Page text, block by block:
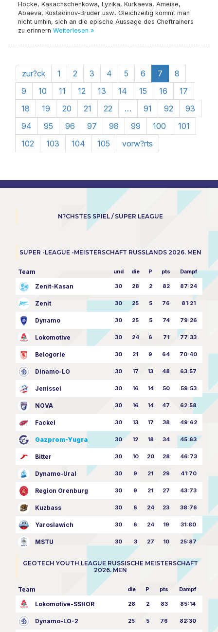
Hocke, Kasachschenkowa, Lyzika, Kurkaeva, Ameise,
Abaeva, Kostadinov-Brüder usw.. Gleichzeitig kommt man
nicht umhin, sich an die epische Aussage des Cheftrainers
zu erinnern Weiterlesen »
zur?ck 1 2 3 4 5 6 7
8
9
10 11 12 13 14 15 16
17
18
19 20 21 22 … 91 92
93
94
95 96 97 98 99 100
101
102
103 104 105 vorw?rts
N?CHSTES SPIEL / SUPER LEAGUE
SUPER -LEAGUE -MEISTERSCHAFT RUSSLANDS 2026. MEN
Team und die P pts Dampf
Zenit-Kasan 30 28 2 82 87:24
Zenit 30 25 5 76 81:21
Dynamo 30 25 5 74 79:26
Lokomotive 30 24 6 71 77:33
Belogorie 30 21 9 64 70:40
Dinamo-LO 30 17 13 48 63:57
Jenissei 30 16 14 50 59:53
NOVA 30 16 14 47 62:58
Fackel 30 13 17 38 49:62
Gazprom-Yugra 30 12 18 34 45:63
Bitter 30 10 20 28 46:73
Dynamo-Ural 30 9 21 29 41:70
Region Orenburg 30 9 21 27 43:73
Kuzbass 30 6 24 23 38:76
Yaroslawich 30 6 24 19 31:80
MSTU 30 3 27 10 25:87
GEOTECH YOUTH LEAGUE RUSSISCHE MEISTERSCHAFT
2026. MEN
Team die P pts Dampf
Lokomotive-SSHOR 28 2 83 85:14
Dynamo-LO-2 25 5 76 82:30